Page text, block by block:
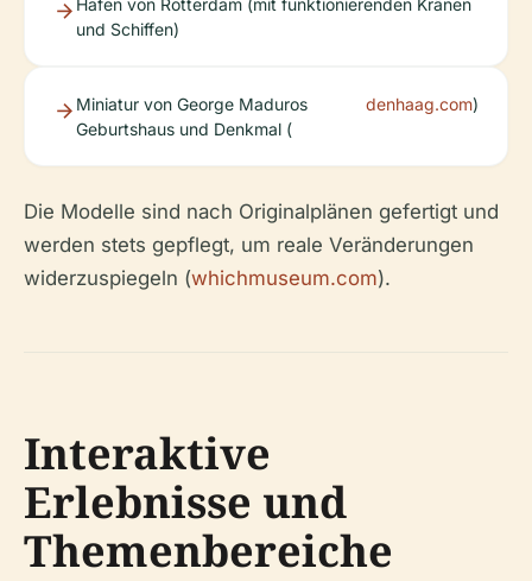
Hafen von Rotterdam (mit funktionierenden Kränen
und Schiffen)
Miniatur von George Maduros
Geburtshaus und Denkmal (
denhaag.com)
Die Modelle sind nach Originalplänen gefertigt und
werden stets gepflegt, um reale Veränderungen
widerzuspiegeln (whichmuseum.com).
Interaktive
Erlebnisse und
Themenbereiche